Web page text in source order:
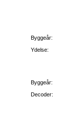
Byggeår:
Ydelse:
Byggeår:
Decoder: